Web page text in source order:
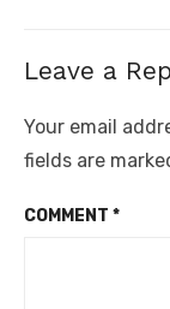
Leave a
Your email
fields are
COMMENT *